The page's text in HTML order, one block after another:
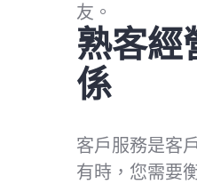
友。
熟客經
係
客戶服務是客
有時，您需要